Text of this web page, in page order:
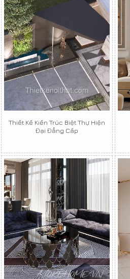
Thiết Kế Kiến Trúc Biệt Thự Hiện
Đại Đẳng Cấp